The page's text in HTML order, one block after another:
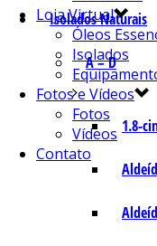
Isolados Naturais
A – D
1.8-
Loja Virtual
Óleos
Isolados
Fotos e Vídeos
Fotos
Vídeos
Contato